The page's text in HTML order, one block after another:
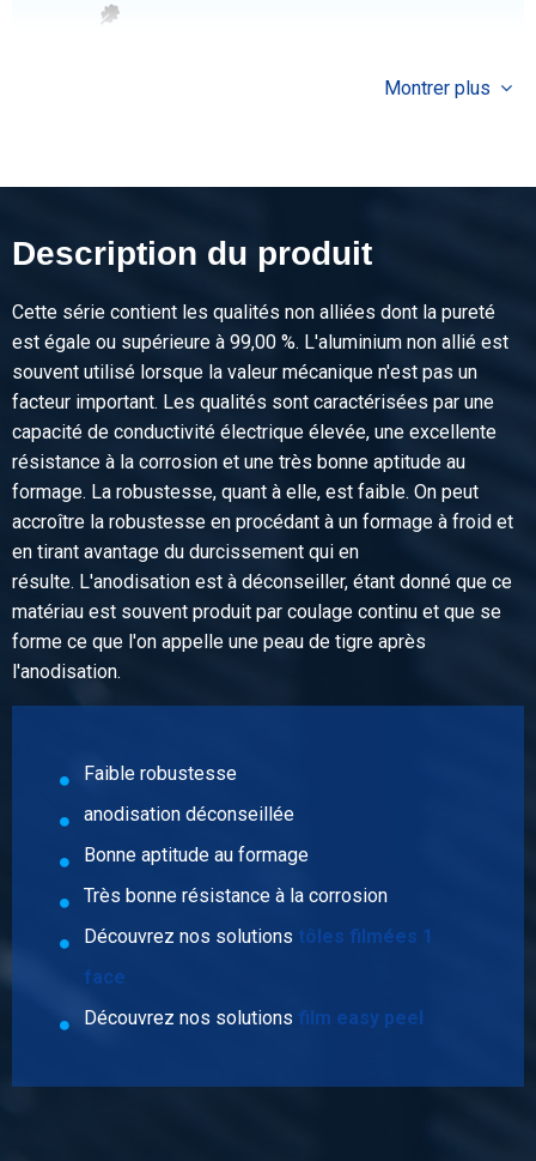
N° d'article
Description
Tôle Alu EN AW-1050A H14/H24 2000x1000x0,8
Poids des pièces en kg
Prix brut
Sélectionner
N° d'article
2800-0010-2512508
Description
Tôle Alu EN AW-1050A H14/H24 2500x1250x0,8
Poids des pièces en kg
6,885
Prix brut
Sélectionner
N° d'article
2800-0010-31508
Description
Tôle Alu EN AW-1050A H14/H24 3000x1500x0,8
Poids des pièces en kg
9,914
Prix brut
Montrer plus
Description du produit
Cette série contient les qualités non alliées dont la pureté
est égale ou supérieure à 99,00 %. L'aluminium non allié est
souvent utilisé lorsque la valeur mécanique n'est pas un
facteur important. Les qualités sont caractérisées par une
capacité de conductivité électrique élevée, une excellente
résistance à la corrosion et une très bonne aptitude au
formage. La robustesse, quant à elle, est faible. On peut
accroître la robustesse en procédant à un formage à froid et
en tirant avantage du durcissement qui en
résulte. L'anodisation est à déconseiller, étant donné que ce
matériau est souvent produit par coulage continu et que se
forme ce que l'on appelle une peau de tigre après
l'anodisation.
Faible robustesse
anodisation déconseillée
Bonne aptitude au formage
Très bonne résistance à la corrosion
Découvrez nos solutions tôles filmées 1
face
Découvrez nos solutions film easy peel